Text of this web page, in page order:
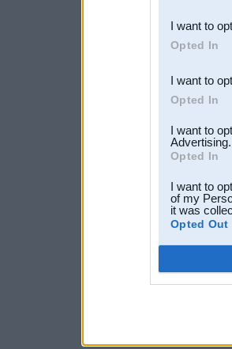
third
I want to
Opted In
I want to
Opted In
I want to
Advertising.
Opted In
I want to
of my
it was
Opted Out